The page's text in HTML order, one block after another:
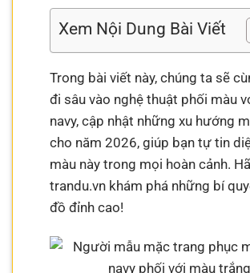
Xem Nội Dung Bài Viết
Trong bài viết này, chúng ta sẽ
đi sâu vào nghệ thuật phối màu
navy, cập nhật những xu hướng
cho năm 2026, giúp bạn tự tin
màu này trong mọi hoàn cảnh.
trandu.vn khám phá những bí
đồ đỉnh cao!